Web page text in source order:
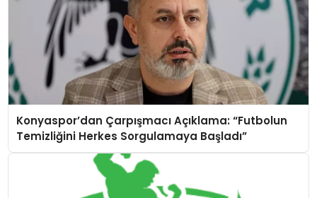
Konyaspor’dan Çarpışmacı Açıklama: “Futbolun
Temizliğini Herkes Sorgulamaya Başladı”